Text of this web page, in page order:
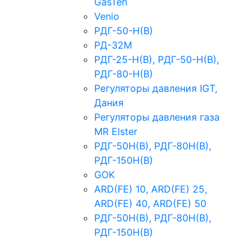
Venio
РДГ-50-Н(В)
РД-32М
РДГ-25-Н(В), РДГ-50-Н(В),
РДГ-80-Н(В)
Регуляторы давления IGT,
Дания
Регуляторы давления газа
MR Elster
РДГ-50Н(В), РДГ-80Н(В),
РДГ-150Н(В)
GOK
ARD(FE) 10, ARD(FE) 25,
ARD(FE) 40, ARD(FE) 50
РДГ-50Н(В), РДГ-80Н(В),
РДГ-150Н(В)